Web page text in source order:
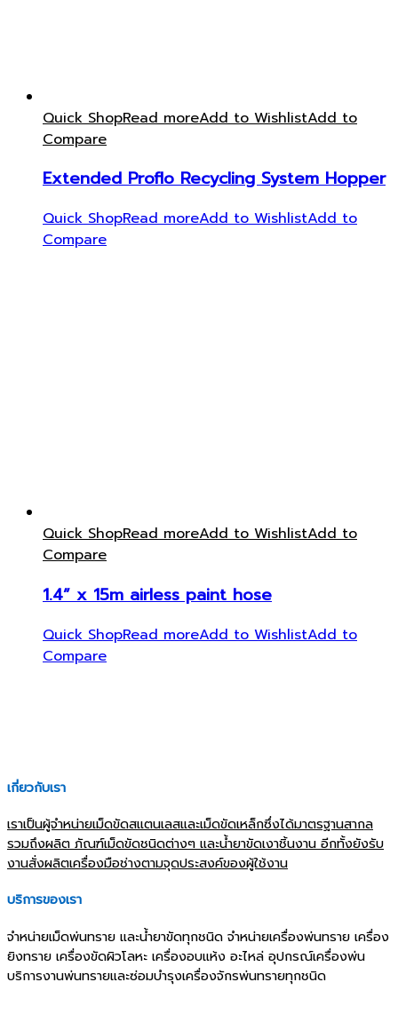
Quick ShopRead moreAdd to WishlistAdd to
Compare
Extended Proflo Recycling System Hopper
Quick ShopRead moreAdd to WishlistAdd to
Compare
Quick ShopRead moreAdd to WishlistAdd to
Compare
1.4” x 15m airless paint hose
Quick ShopRead moreAdd to WishlistAdd to
Compare
เกี่ยวกับเรา
เราเป็นผู้จำหน่ายเม็ดขัดสแตนเลสและเม็ดขัดเหล็กซึ่งได้มาตรฐานสากล
รวมถึงผลิต ภัณฑ์เม็ดขัดชนิดต่างๆ และน้ำยาขัดเงาชิ้นงาน อีกทั้งยังรับ
งานสั่งผลิตเครื่องมือช่างตามจุดประสงค์ของผู้ใช้งาน
บริการของเรา
จำหน่ายเม็ดพ่นทราย และน้ำยาขัดทุกชนิด จำหน่ายเครื่องพ่นทราย เครื่อง
ยิงทราย เครื่องขัดผิวโลหะ เครื่องอบแห้ง อะไหล่ อุปกรณ์เครื่องพ่น
บริการงานพ่นทรายและซ่อมบำรุงเครื่องจักรพ่นทรายทุกชนิด